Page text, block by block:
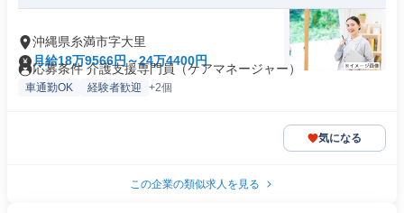
沖縄県糸満市字大里
月給18万9566円～24万4400円
応募条件 介護支援専門員（ケアマネージャー）
車通勤OK 経験者歓迎 +2個
気になる
この企業の類似求人を見る